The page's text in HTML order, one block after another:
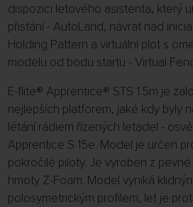
dispozici letového asistenta, který
přistání - AutoLand, návrat nad
Holding Pattern a virtuální plot s
modelu od bodu startu - Virtual
E-flite® Apprentice® STS 1.5m je
nejlepších platforem, jaké kdy byly
létání rádiem řízených letadel -
Apprentice S 15e. Model je určen
pokročilé piloty. Je vyroben z
hmoty Z-Foam. Model vyniká
polosymetrickým profilem, let je